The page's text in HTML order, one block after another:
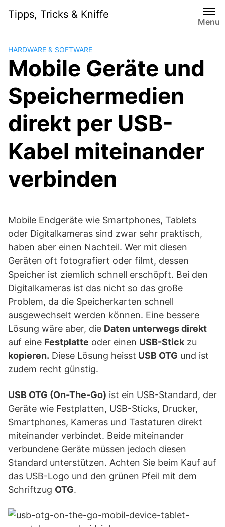
content
Tipps, Tricks & Kniffe
Menu
HARDWARE & SOFTWARE
Mobile Geräte und
Speichermedien
direkt per USB-
Kabel miteinander
verbinden
Mobile Endgeräte wie Smartphones, Tablets
oder Digitalkameras sind zwar sehr praktisch,
haben aber einen Nachteil. Wer mit diesen
Geräten oft fotografiert oder filmt, dessen
Speicher ist ziemlich schnell erschöpft. Bei den
Digitalkameras ist das nicht so das große
Problem, da die Speicherkarten schnell
ausgewechselt werden können. Eine bessere
Lösung wäre aber, die Daten unterwegs direkt
auf eine Festplatte oder einen USB-Stick zu
kopieren. Diese Lösung heisst USB OTG und ist
zudem recht günstig.
USB OTG (On-The-Go) ist ein USB-Standard, der
Geräte wie Festplatten, USB-Sticks, Drucker,
Smartphones, Kameras und Tastaturen direkt
miteinander verbindet. Beide miteinander
verbundene Geräte müssen jedoch diesen
Standard unterstützen. Achten Sie beim Kauf auf
das USB-Logo und den grünen Pfeil mit dem
Schriftzug OTG.